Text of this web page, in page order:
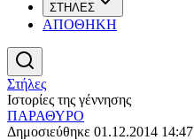
ΣΤΗΛΕΣ
ΑΠΟΘΗΚΗ
Στήλες
Ιστορίες της γέννησης
ΠΑΡΑΘΥΡΟ
Δημοσιεύθηκε 01.12.2014 14:47